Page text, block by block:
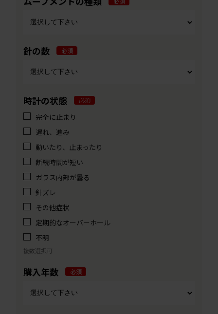
針の数 必須
時計の状態 必須
完全に止まり
遅れ、進み
動いたり、止まったり
断続時間が短い
ガラス内部が曇る
針ズレ
その他症状
定期的なオーバーホール
不明
複数選択可
購入年数 必須